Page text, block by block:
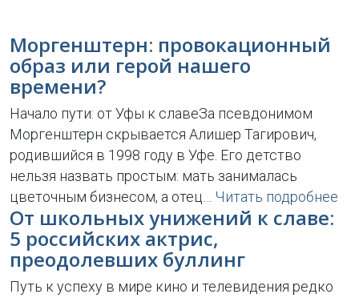
Моргенштерн: провокационный
образ или герой нашего
времени?
Начало пути: от Уфы к славеЗа псевдонимом
Моргенштерн скрывается Алишер Тагирович,
родившийся в 1998 году в Уфе. Его детство
нельзя назвать простым: мать занималась
цветочным бизнесом, а отец… Читать подробнее
От школьных унижений к славе:
5 российских актрис,
преодолевших буллинг
Путь к успеху в мире кино и телевидения редко